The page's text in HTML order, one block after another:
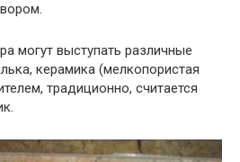
могут выступать различные
керамика (мелкопористая
традиционно, считается